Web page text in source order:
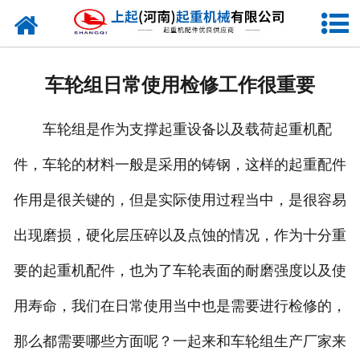
网站首页
资质证书
合作客户
联系我们
车轮组日常使用检修工作很重要
车轮组是作为支撑起重设备以及载荷起重机配
件，车轮的材料一般是采用的铸钢，这样的起重配件
作用是很关键的，但是实际使用过程当中，是很容易
出现磨损，硬化层压碎以及点蚀的情况，作为十分重
要的起重机配件，也为了车轮表面的耐磨强度以及使
用寿命，我们在日常使用当中也是需要进行检修的，
那么都需要哪些方面呢？一起来和车轮组生产厂家来